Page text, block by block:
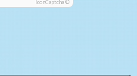
IconCaptcha ©